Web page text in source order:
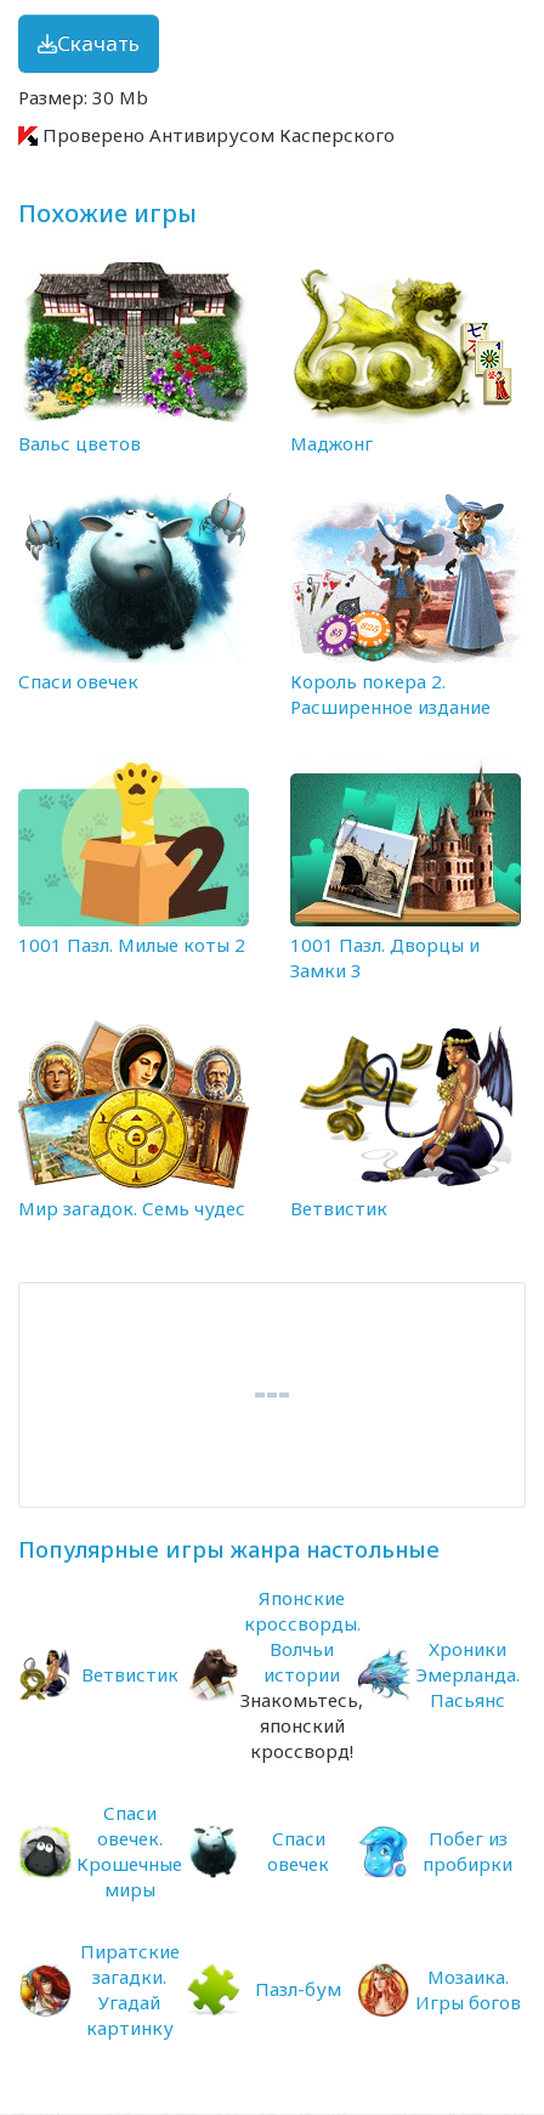
Скачать
Размер: 30 Mb
Проверено Антивирусом Касперского
Похожие игры
Вальс цветов Маджонг
Спаси овечек
Король покера 2.
Расширенное издание
1001 Пазл. Милые коты 2
1001 Пазл. Дворцы и
Замки 3
Мир загадок. Семь чудес Ветвистик
Популярные игры жанра настольные
Ветвистик
Японские
кроссворды.
Волчьи
истории
Знакомьтесь,
японский
кроссворд!
Хроники
Эмерланда.
Пасьянс
Спаси
овечек.
Крошечные
миры
Спаси
овечек
Побег из
пробирки
Пиратские
загадки.
Угадай
картинку
Пазл-бум
Мозаика.
Игры богов